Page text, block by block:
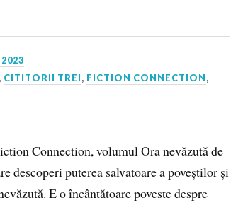
, CITITORII TREI, FICTION CONNECTION,
Connection, volumul Ora nevăzută de
descoperi puterea salvatoare a poveștilor și
E o încântătoare poveste despre